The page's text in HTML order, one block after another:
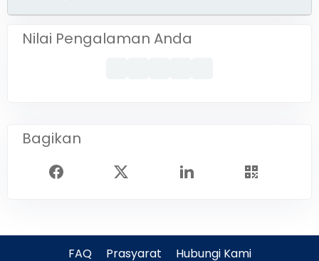
Nilai Pengalaman Anda
Bagikan
FAQ Prasyarat Hubungi Kami